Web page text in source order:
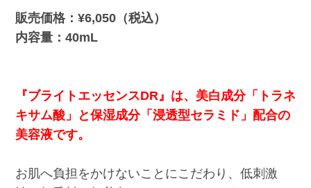
販売価格：¥6,050（税込）
内容量：40mL
『ブライトエッセンスDR』は、美白成分「トラネ
キサム酸」と保湿成分「浸透型セラミド」配合の
美容液です。
お肌へ負担をかけないことにこだわり、低刺激